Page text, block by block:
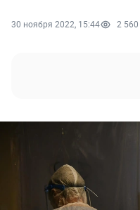
30 ноября 2022, 15:44 2 560